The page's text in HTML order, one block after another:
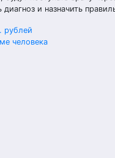
и назначить
рублей
человека